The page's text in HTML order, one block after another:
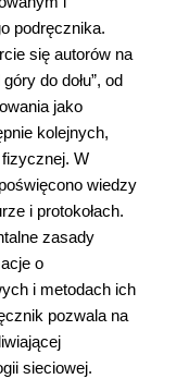
podręcznika.
się autorów na
do dołu”, od
jako
kolejnych,
W
wiedzy
i protokołach.
zasady
o
i metodach ich
pozwala na
sieciowej.